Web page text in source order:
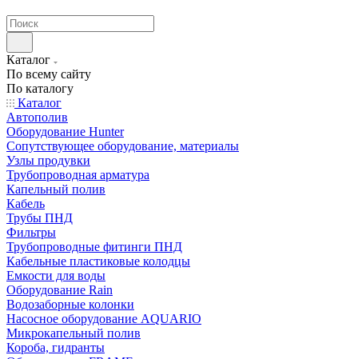
Каталог
По всему сайту
По каталогу
Каталог
Автополив
Оборудование Hunter
Сопутствующее оборудование, материалы
Узлы продувки
Трубопроводная арматура
Капельный полив
Кабель
Трубы ПНД
Фильтры
Трубопроводные фитинги ПНД
Кабельные пластиковые колодцы
Емкости для воды
Оборудование Rain
Водозаборные колонки
Насосное оборудование AQUARIO
Микрокапельный полив
Короба, гидранты